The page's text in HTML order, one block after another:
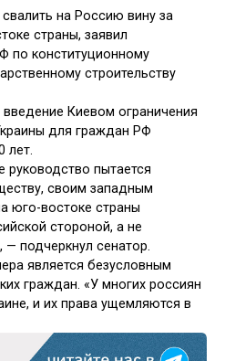
на Россию вину за
страны, заявил
по конституционному
строительству
Киевом ограничения
для граждан РФ
лет.
пытается
своим западным
юго-востоке страны
стороной, а не
подчеркнул сенатор.
является безусловным
граждан. «У многих россиян
и их права ущемляются в